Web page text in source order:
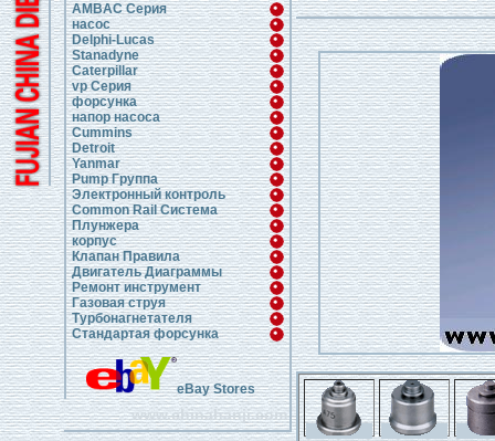
AMBAC Серия
насос
Delphi-Lucas
Stanadyne
Caterpillar
vp Серия
форсунка
напор насоса
Cummins
Detroit
Yanmar
Pump Группа
Электронный контроль
Common Rail Система
Плунжера
корпус
Клапан Правила
Двигатель Диаграммы
Ремонт инструмент
Газовая струя
Турбонагнетателя
Стандартая форсунка
eBay Stores
www.chinahanji.com